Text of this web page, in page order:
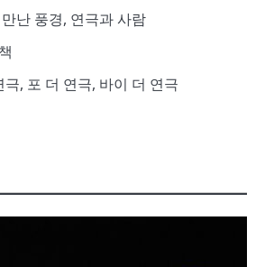
난 풍경, 연극과 사람
, 포 더 연극, 바이 더 연극